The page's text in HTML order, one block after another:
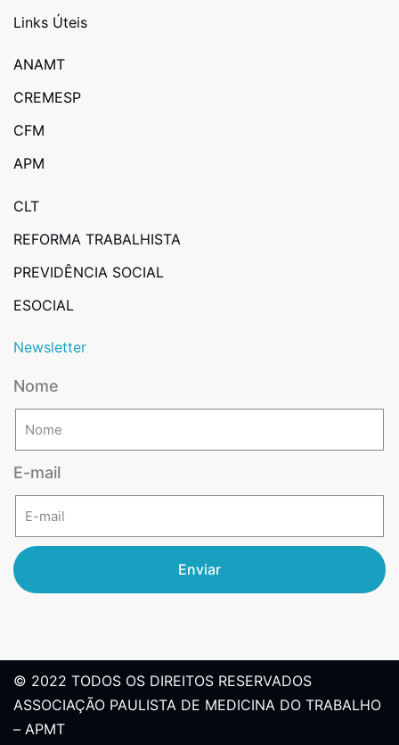
Links Úteis
ANAMT
CREMESP
CFM
APM
CLT
REFORMA TRABALHISTA
PREVIDÊNCIA SOCIAL
ESOCIAL
Newsletter
Nome
E-mail
Enviar
© 2022 TODOS OS DIREITOS RESERVADOS
ASSOCIAÇÃO PAULISTA DE MEDICINA DO TRABALHO
– APMT